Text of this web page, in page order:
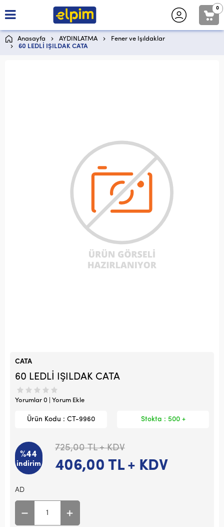
0
Anasayfa AYDINLATMA
Fener ve Işıldaklar
60 LEDLİ IŞILDAK CATA
CATA
60 LEDLİ IŞILDAK CATA
Yorumlar 0 | Yorum Ekle
Ürün Kodu : CT-9960 Stokta : 500 +
%44
indirim
725,00TL + KDV
406,00 TL + KDV
AD